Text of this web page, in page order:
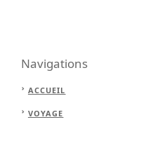
Navigations
ACCUEIL
VOYAGE